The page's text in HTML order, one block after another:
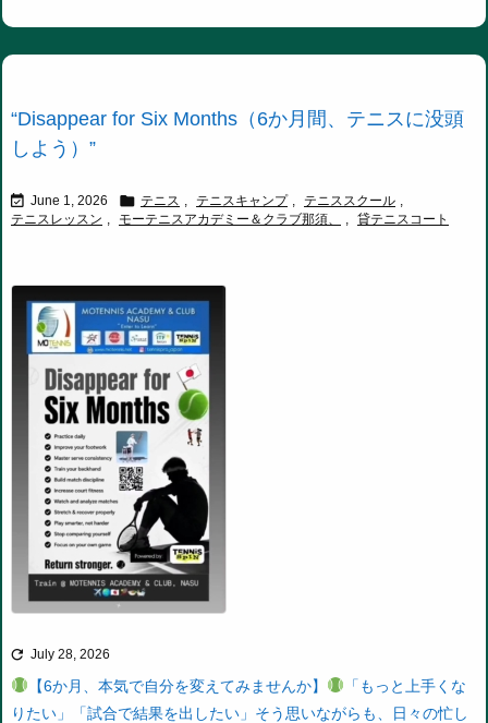
“Disappear for Six Months（6か月間、テニスに没頭
しよう）”
 June 1, 2026  テニス テニスキャンプ テニススクール
テニスレッスン
モーテニスアカデミー＆クラブ那須、 貸テニスコート
 July 28, 2026
【6か月、本気で自分を変えてみませんか】
「もっと上手くな
りたい」
「試合で結果を出したい」 そう思いながらも、日々の忙し